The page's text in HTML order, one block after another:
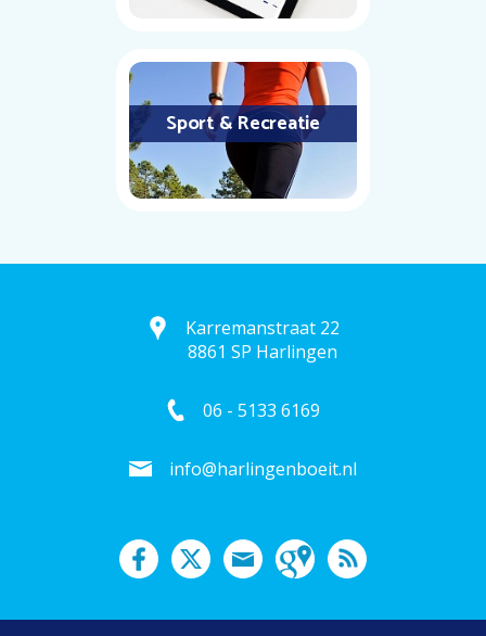
Sport & Recreatie
Karremanstraat 22
8861 SP Harlingen
06 - 5133 6169
info@harlingenboeit.nl